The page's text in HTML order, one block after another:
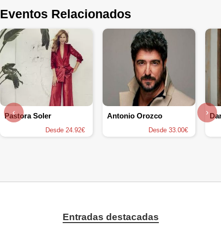
Eventos Relacionados
Pastora Soler
Desde 24.92€
Antonio Orozco
Desde 33.00€
‹ ›
Entradas destacadas